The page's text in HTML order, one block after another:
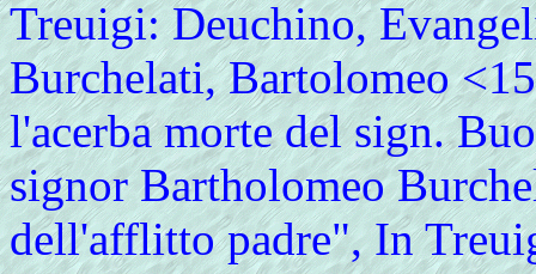
Treuigi: Deuchino,
Burchelati, Bartolomeo
l'acerba morte del sign.
signor Bartholomeo
dell'afflitto padre", In